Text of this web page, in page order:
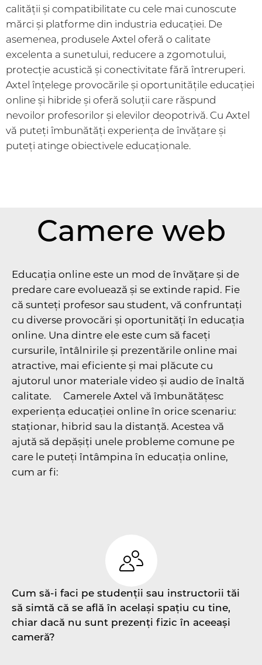
calității și compatibilitate cu cele mai cunoscute
mărci și platforme din industria educației. De
asemenea, produsele Axtel oferă o calitate
excelenta a sunetului, reducere a zgomotului,
protecție acustică și conectivitate fără întreruperi.
Axtel înțelege provocările și oportunitățile educației
online și hibride și oferă soluții care răspund
nevoilor profesorilor și elevilor deopotrivă. Cu Axtel
vă puteți îmbunătăți experiența de învățare și
puteți atinge obiectivele educaționale.
Camere web
Educația online este un mod de învățare și de
predare care evoluează și se extinde rapid. Fie
că sunteți profesor sau student, vă confruntați
cu diverse provocări și oportunități în educația
online. Una dintre ele este cum să faceți
cursurile, întâlnirile și prezentările online mai
atractive, mai eficiente și mai plăcute cu
ajutorul unor materiale video și audio de înaltă
calitate. Camerele Axtel vă îmbunătățesc
experiența educației online în orice scenariu:
staționar, hibrid sau la distanță. Acestea vă
ajută să depășiți unele probleme comune pe
care le puteți întâmpina în educația online,
cum ar fi:
Cum să-i faci pe studenții sau instructorii tăi
să simtă că se află în același spațiu cu tine,
chiar dacă nu sunt prezenți fizic în aceeași
cameră?